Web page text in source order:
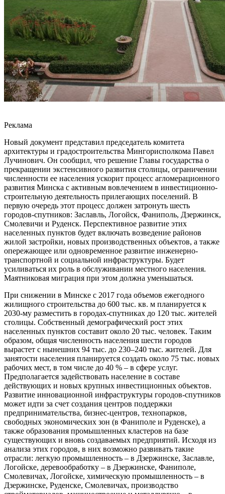
Реклама
Новый документ представил председатель комитета
архитектуры и градостроительства Мингорисполкома Павел
Лучинович. Он сообщил, что решение Главы государства о
прекращении экстенсивного развития столицы, ограничении
численности ее населения ускорит процесс агломерационного
развития Минска с активным вовлечением в инвестиционно-
строительную деятельность прилегающих поселений. В
первую очередь этот процесс должен затронуть шесть
городов-спутников: Заславль, Логойск, Фаниполь, Дзержинск,
Смолевичи и Руденск. Перспективное развитие этих
населенных пунктов будет включать возведение районов
жилой застройки, новых производственных объектов, а также
опережающее или одновременное развитие инженерно-
транспортной и социальной инфраструктуры. Будет
усиливаться их роль в обслуживании местного населения.
Маятниковая миграция при этом должна уменьшаться.
При снижении в Минске с 2017 года объемов ежегодного
жилищного строительства до 600 тыс. кв. м планируется к
2030-му разместить в городах-спутниках до 120 тыс. жителей
столицы. Собственный демографический рост этих
населенных пунктов составит около 20 тыс. человек. Таким
образом, общая численность населения шести городов
вырастет с нынешних 94 тыс. до 230–240 тыс. жителей. Для
занятости населения планируется создать около 75 тыс. новых
рабочих мест, в том числе до 40 % – в сфере услуг.
Предполагается задействовать население в составе
действующих и новых крупных инвестиционных объектов.
Развитие инновационной инфраструктуры городов-спутников
может идти за счет создания центров поддержки
предпринимательства, бизнес-центров, технопарков,
свободных экономических зон (в Фаниполе и Руденске), а
также образования промышленных кластеров на базе
существующих и вновь создаваемых предприятий. Исходя из
анализа этих городов, в них возможно развивать такие
отрасли: легкую промышленность – в Дзержинске, Заславле,
Логойске, деревообработку – в Дзержинске, Фаниполе,
Смолевичах, Логойске, химическую промышленность – в
Дзержинске, Руденске, Смолевичах, производство